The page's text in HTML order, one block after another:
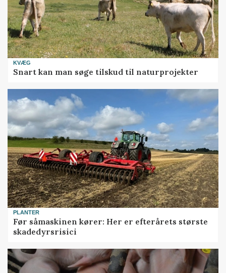
KVÆG
Snart kan man søge tilskud til naturprojekter
PLANTER
Før såmaskinen kører: Her er efterårets største
skadedyrsrisici